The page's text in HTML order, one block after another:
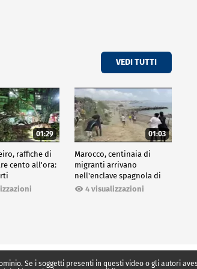
VEDI TUTTI
01:29
raffiche di
cento all'ora:
01:03
Marocco, centinaia di
migranti arrivano
nell'enclave spagnola di
Ceuta4 visualizzazioni
Se i soggetti presenti in questi video o gli autori